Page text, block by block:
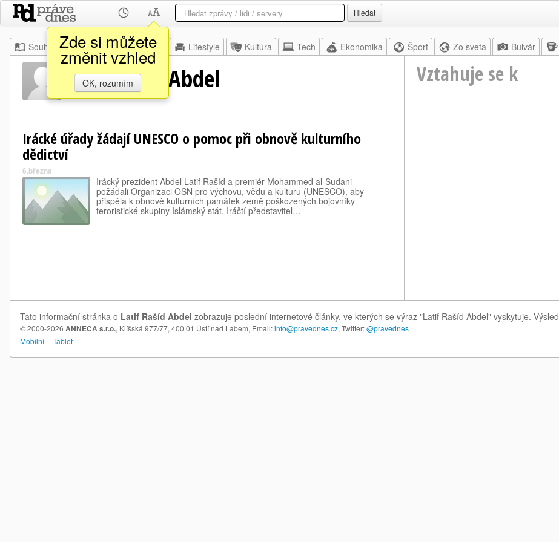
Zde si můžete
změnit vzhled
OK, rozumím
Hledat
Souhrn Moje Z domova Lifestyle Kultúra Tech Ekonomika Šport Zo sveta Bulvár
Latif Rašíd Abdel Vztahuje se k
Irácké úřady žádají UNESCO o pomoc při obnově kulturního
dědictví
6.března
Irácký prezident Abdel Latif Rašíd a premiér Mohammed al-Sudani
požádali Organizaci OSN pro výchovu, vědu a kulturu (UNESCO), aby
přispěla k obnově kulturních památek země poškozených bojovníky
teroristické skupiny Islámský stát. Iráčtí představitel…
Tato informační stránka o Latif Rašíd Abdel zobrazuje poslední internetové články, ve kterých se výraz "Latif Rašíd Abdel" vyskytuje.
© 2000-2026 ANNECA s.r.o., Klíšská 977/77, 400 01 Ústí nad Labem, Email:info@pravednes.cz, Twitter:@pravednes
Mobilní
Tablet |